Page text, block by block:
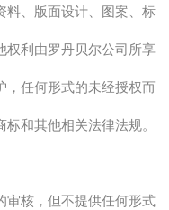
料、版面设计、图案、标
权利由罗丹贝尔公司所享
，任何形式的未经授权而
和其他相关法律法规。
审核，但不提供任何形式